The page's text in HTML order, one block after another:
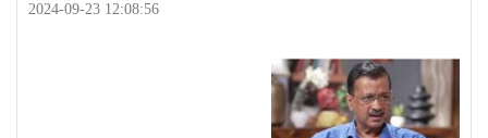
2024-09-23 12:08:56